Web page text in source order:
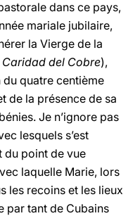
dans ce pays,
mariale jubilaire,
la Vierge de la
Caridad del Cobre),
du quatre centième
de la présence de sa
Je n’ignore pas
lesquels s’est
du point de vue
laquelle Marie, lors
les recoins et les lieux
par tant de Cubains